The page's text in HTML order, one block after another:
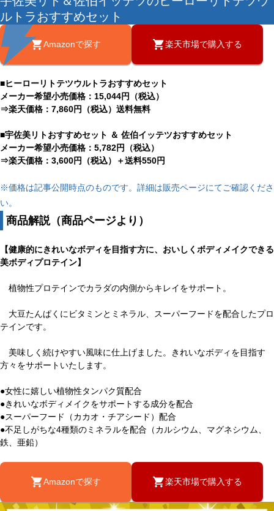
ルトラおすすめセット
Amazonで探す 楽天市場で購入する
■ヒーローリトテツウルトラおすすめセット
メーカー希望小売価格：15,044円（税込）
⇒楽天価格：7,860円（税込）送料無料
■宇佐美リトおすすめセット ＆ 佐伯イッテツおすすめセット
メーカー希望小売価格：5,782円（税込）
⇒楽天価格：3,600円（税込）＋送料550円
※価格は記事公開時点のものです。詳細は販売ページにてご確認くださ
い。
商品解説（商品ページより）
【健康的にきれいなボディを目指す方に、おいしくボディメイクできる
美ボディプロテイン】
植物性プロテインでカラダの内側からキレイをサポート。
大豆たんぱくにビタミンとミネラル、スーパーフードを配合したプロ
テインです。
美味しく続けやすい風味に仕上げました。きれいなボディを目指す
方々をサポートいたします。
●女性に嬉しい植物性タンパク質配合
●きれいなボディメイクをサポートする成分を配合
●スーパーフード（カカオ・チアシード）配合
●不足しがちな4種類のミネラルを配合（カルシウム、マグネシウム、
鉄、亜鉛）
Amazonで探す 楽天市場で購入する